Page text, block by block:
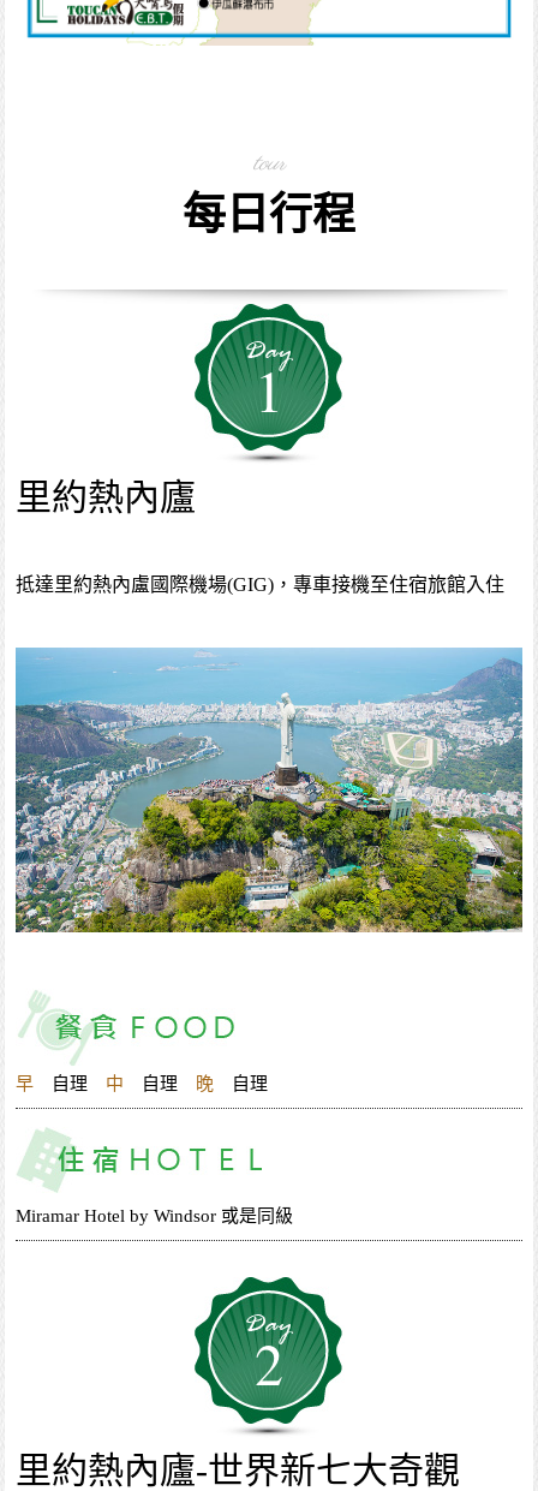
tour
每日行程
1
里約熱內廬
抵達里約熱內盧國際機場(GIG)，專車接機至住宿旅館入住
早 自理 中 自理 晚 自理
Miramar Hotel by Windsor 或是同級
2
里約熱內廬-世界新七大奇觀